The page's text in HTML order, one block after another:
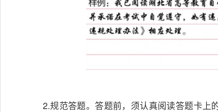
2.规范答题。答题前，须认真阅读答题卡上